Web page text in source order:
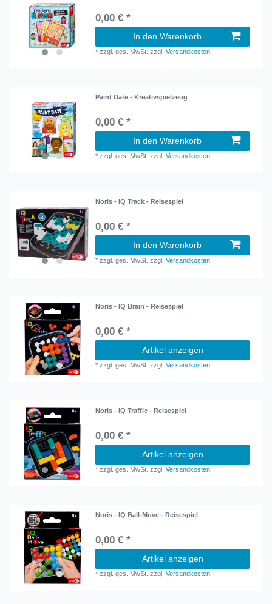
0,00 € *
In den Warenkorb
*zzgl. ges. MwSt. zzgl.Versandkosten
Paint Date - Kreativspielzeug
0,00 € *
In den Warenkorb
*zzgl. ges. MwSt. zzgl.Versandkosten
Noris - IQ Track - Reisespiel
0,00 € *
In den Warenkorb
*zzgl. ges. MwSt. zzgl.Versandkosten
Noris - IQ Brain - Reisespiel
0,00 € *
Artikel anzeigen
*zzgl. ges. MwSt. zzgl.Versandkosten
Noris - IQ Traffic - Reisespiel
0,00 € *
Artikel anzeigen
*zzgl. ges. MwSt. zzgl.Versandkosten
Noris - IQ Ball-Move - Reisespiel
0,00 € *
Artikel anzeigen
*zzgl. ges. MwSt. zzgl.Versandkosten